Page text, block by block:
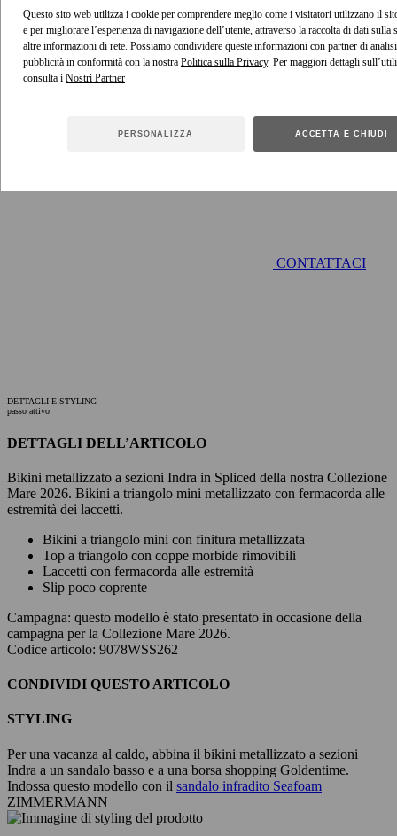
Questo sito web utilizza i cookie per comprendere meglio come i visitatori utilizzano il
e per migliorare l’esperienza di navigazione dell’utente, attraverso la raccolta di dati sulla
altre informazioni di rete. Possiamo condividere queste informazioni con partner di
pubblicità in conformità con la nostra Politica sulla Privacy. Per maggiori dettagli
consulta i
PERSONALIZZA ACCETTA E CHIUDI
CONTATTACI
DETTAGLI E STYLING
-
passo attivo
DETTAGLI DELL’ARTICOLO
Bikini metallizzato a sezioni Indra in Spliced della nostra Collezione
Mare 2026. Bikini a triangolo mini metallizzato con fermacorda alle
estremità dei laccetti.
Bikini a triangolo mini con finitura metallizzata
Top a triangolo con coppe morbide rimovibili
Laccetti con fermacorda alle estremità
Slip poco coprente
Campagna: questo modello è stato presentato in occasione della
campagna per la Collezione Mare 2026.
Codice articolo: 9078WSS262
CONDIVIDI QUESTO ARTICOLO
STYLING
Per una vacanza al caldo, abbina il bikini metallizzato a sezioni
Indra a un sandalo basso e a una borsa shopping Goldentime.
Indossa questo modello con il sandalo infradito Seafoam
ZIMMERMANN